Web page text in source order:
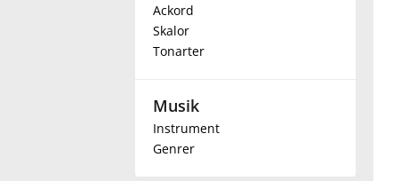
English
Ackord
Skalor
Tonarter
Musik
Instrument
Genrer